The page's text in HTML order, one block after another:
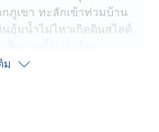
ภูเขา ทะลักเข้าท่วมบ้าน
อุ้มน้ำไม่ไหวเกิดดินสไลด์
ม